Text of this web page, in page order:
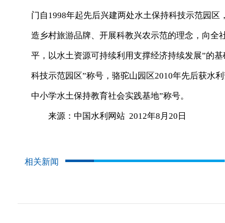
门自1998年起先后兴建两处水土保持科技示范园
造乡村旅游品牌、开展科教兴农示范的理念，向全
平，以水土资源可持续利用支撑经济持续发展”的
科技示范园区”称号，骆驼山园区2010年先后获水
中小学水土保持教育社会实践基地”称号。
来源：中国水利网站 2012年8月20日
相关新闻